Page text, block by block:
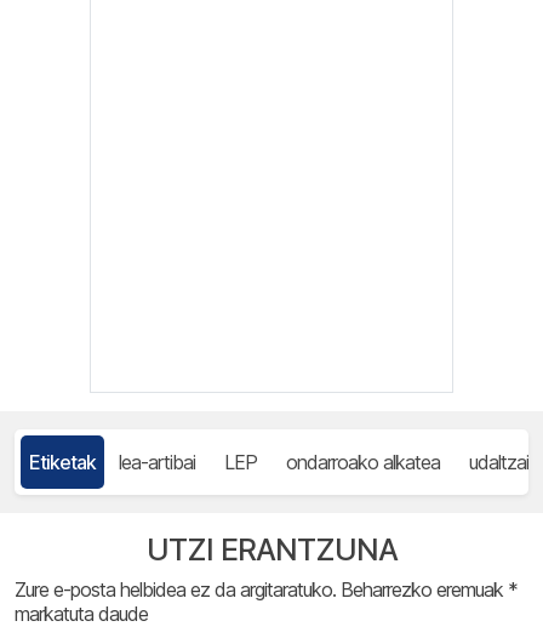
Etiketak lea-artibai LEP ondarroako alkatea
UTZI ERANTZUNA
Zure e-posta helbidea ez da argitaratuko. Beharrezko eremuak *
markatuta daude